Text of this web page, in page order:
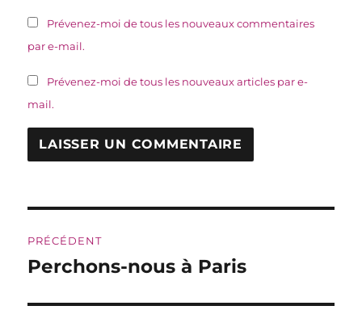
Prévenez-moi de tous les nouveaux commentaires
par e-mail.
Prévenez-moi de tous les nouveaux articles par e-
mail.
de
PRÉCÉDENT
Publication
Perchons-nous à Paris